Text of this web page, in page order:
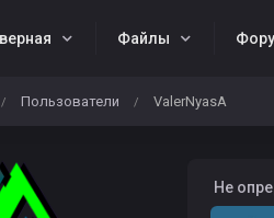
Файлы
/ Пользователи / ValerNyasA
Не